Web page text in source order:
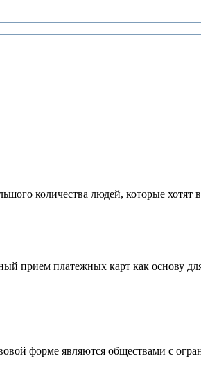
количества людей, которые хотят
прием платежных карт как основу
форме являются обществами с